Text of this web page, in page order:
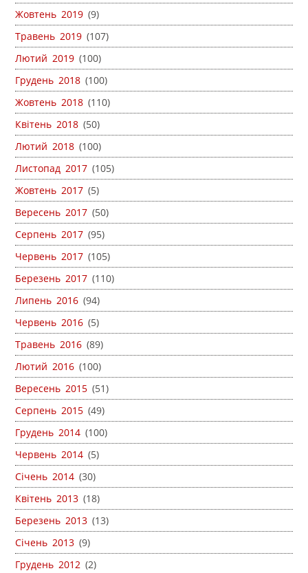
Жовтень 2019 (9)
Травень 2019 (107)
Лютий 2019 (100)
Грудень 2018 (100)
Жовтень 2018 (110)
Квітень 2018 (50)
Лютий 2018 (100)
Листопад 2017 (105)
Жовтень 2017 (5)
Вересень 2017 (50)
Серпень 2017 (95)
Червень 2017 (105)
Березень 2017 (110)
Липень 2016 (94)
Червень 2016 (5)
Травень 2016 (89)
Лютий 2016 (100)
Вересень 2015 (51)
Серпень 2015 (49)
Грудень 2014 (100)
Червень 2014 (5)
Січень 2014 (30)
Квітень 2013 (18)
Березень 2013 (13)
Січень 2013 (9)
Грудень 2012 (2)